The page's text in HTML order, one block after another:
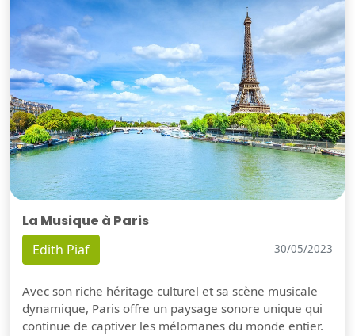
La Musique à Paris
Edith Piaf 30/05/2023
Avec son riche héritage culturel et sa scène musicale
dynamique, Paris offre un paysage sonore unique qui
continue de captiver les mélomanes du monde entier.